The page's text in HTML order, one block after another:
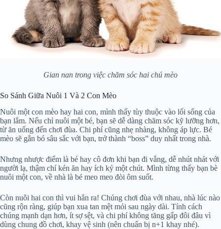
Gian nan trong việc chăm sóc hai chú mèo
So Sánh Giữa Nuôi 1 Và 2 Con Mèo
Nuôi một con mèo hay hai con, mình thấy tùy thuộc vào lối sống của
bạn lắm. Nếu chỉ nuôi một bé, bạn sẽ dễ dàng chăm sóc kỹ lưỡng hơn,
từ ăn uống đến chơi đùa. Chi phí cũng nhẹ nhàng, không áp lực. Bé
mèo sẽ gắn bó sâu sắc với bạn, trở thành “boss” duy nhất trong nhà.
Nhưng nhược điểm là bé hay cô đơn khi bạn đi vắng, dễ nhút nhát với
người lạ, thậm chí kén ăn hay ích kỷ một chút. Mình từng thấy bạn bè
nuôi một con, về nhà là bé meo meo đòi ôm suốt.
Còn nuôi hai con thì vui hẳn ra! Chúng chơi đùa với nhau, nhà lúc nào
cũng rộn ràng, giúp bạn xua tan mệt mỏi sau ngày dài. Tính cách
chúng mạnh dạn hơn, ít sợ sệt, và chi phí không tăng gấp đôi đâu vì
dùng chung đồ chơi, khay vệ sinh (nên chuẩn bị n+1 khay nhé).